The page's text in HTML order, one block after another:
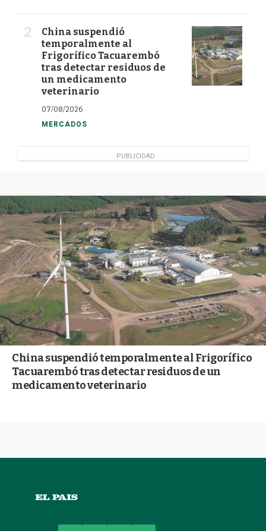
China suspendió
temporalmente al
Frigorífico Tacuarembó
tras detectar residuos de
un medicamento
veterinario
07/08/2026
MERCADOS
PUBLICIDAD
China suspendió temporalmente al Frigorífico
Tacuarembó tras detectar residuos de un
medicamento veterinario